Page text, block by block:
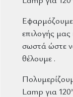
επιλογής
σωστά ώστε
θέλουμε .
Lamp για